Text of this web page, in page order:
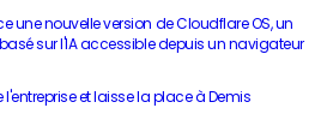
une nouvelle version de Cloudflare OS, un
sur l'IA accessible depuis un navigateur
et laisse la place à Demis